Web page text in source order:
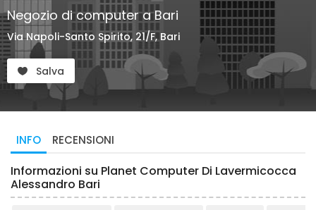
Negozio di computer a Bari
Via Napoli-Santo Spirito, 21/F, Bari
Salva
INFO RECENSIONI
Informazioni su Planet Computer Di Lavermicocca
Alessandro Bari